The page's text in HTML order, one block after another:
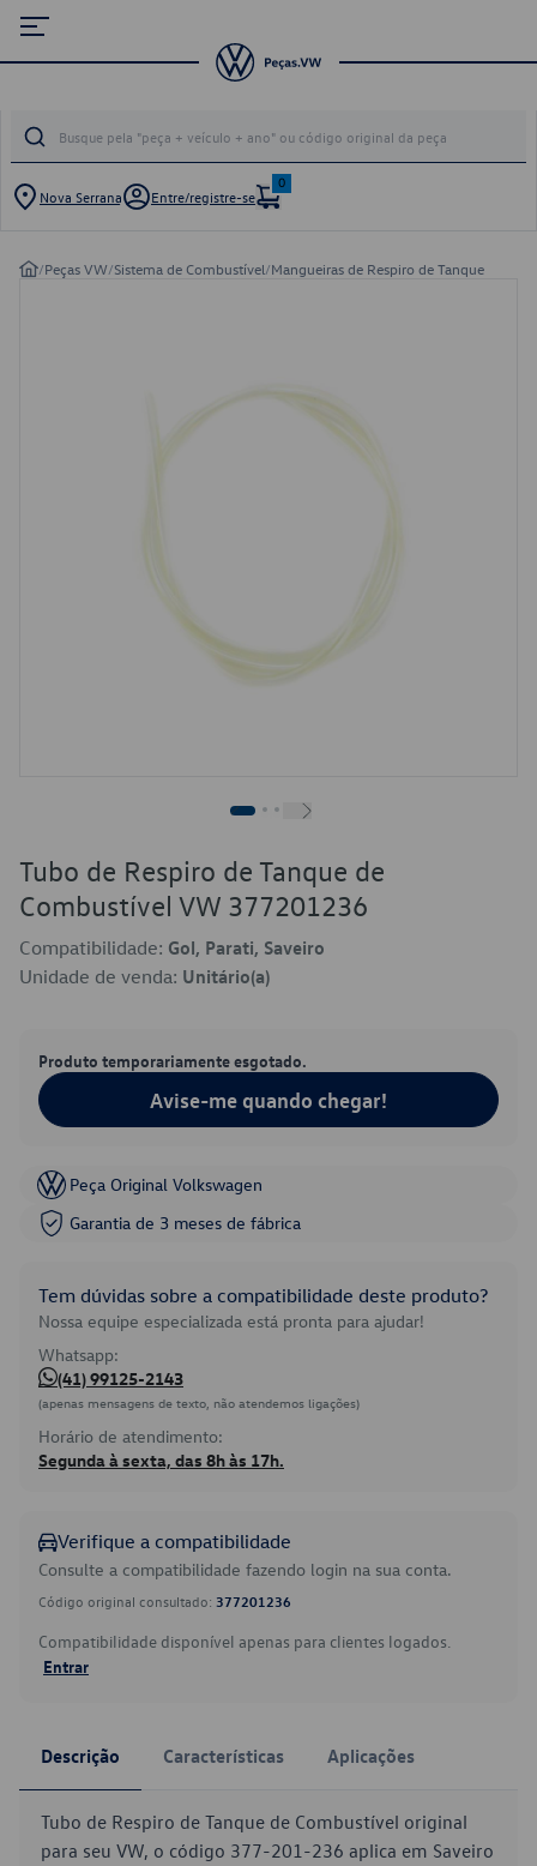
Nova Serrana Entre/registre-se
0
/Peças VW/Sistema de Combustível/Mangueiras de Respiro de Tanque
Tubo de Respiro de Tanque de
Combustível VW 377201236
Compatibilidade: Gol, Parati, Saveiro
Unidade de venda: Unitário(a)
Produto temporariamente esgotado.
Avise-me quando chegar!
Peça Original Volkswagen
Garantia de 3 meses de fábrica
Tem dúvidas sobre a compatibilidade deste produto?
Nossa equipe especializada está pronta para ajudar!
Whatsapp:
(41) 99125-2143
(apenas mensagens de texto, não atendemos ligações)
Horário de atendimento:
Segunda à sexta, das 8h às 17h.
Verifique a compatibilidade
Consulte a compatibilidade fazendo login na sua conta.
Código original consultado: 377201236
Compatibilidade disponível apenas para clientes logados.
Entrar
Descrição Características Aplicações
Tubo de Respiro de Tanque de Combustível original
para seu VW, o código 377-201-236 aplica em Saveiro